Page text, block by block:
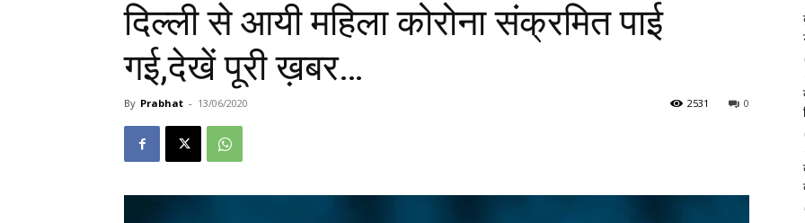
दिल्ली से आयी महिला कोरोना संक्रमित पाई
गई,देखें पूरी ख़बर…
By Prabhat - 13/06/2020 0
2531